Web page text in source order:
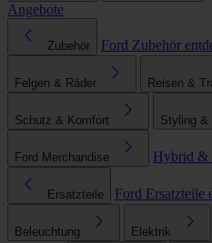
Angebote
Zubehör Ford Zubehör
Felgen & Räder Reisen &
Schutz & Komfort Styling &
Ford Merchandise Hybrid &
Ersatzteile Ford Ersatzteile
Beleuchtung Elektrik